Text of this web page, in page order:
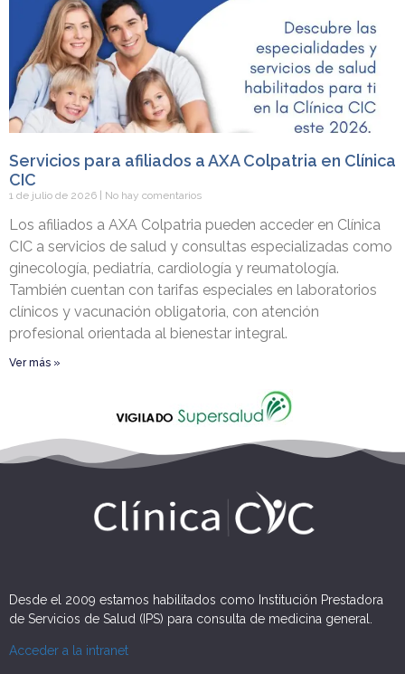
Servicios para afiliados a AXA Colpatria en Clínica
CIC
1 de julio de 2026 No hay comentarios
Los afiliados a AXA Colpatria pueden acceder en Clínica
CIC a servicios de salud y consultas especializadas como
ginecología, pediatría, cardiología y reumatología.
También cuentan con tarifas especiales en laboratorios
clínicos y vacunación obligatoria, con atención
profesional orientada al bienestar integral.
Ver más »
Desde el 2009 estamos habilitados como Institución Prestadora
de Servicios de Salud (IPS) para consulta de medicina general.
Acceder a la intranet